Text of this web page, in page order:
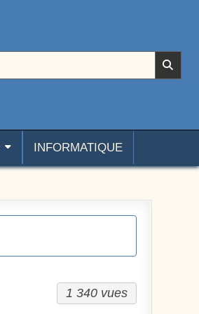
INFORMATIQUE
1 340 vues